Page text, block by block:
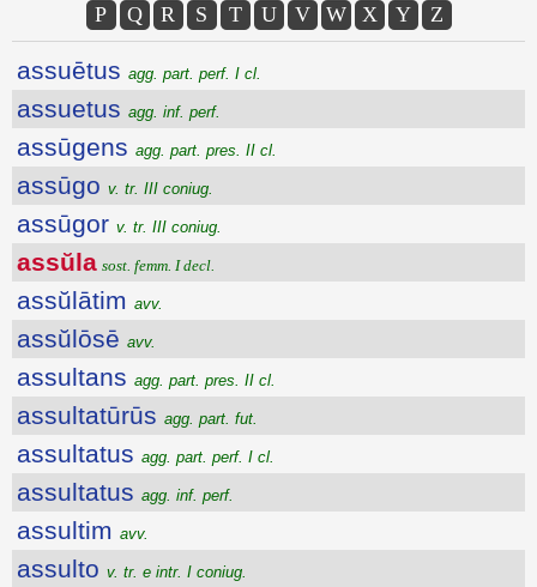
P
Q R S T U V W X Y Z
assuētus agg. part. perf. I cl.
assuetus agg. inf. perf.
assūgens agg. part. pres. II cl.
assūgo v. tr. III coniug.
assūgor v. tr. III coniug.
assŭla sost. femm. I decl.
assŭlātim avv.
assŭlōsē avv.
assultans agg. part. pres. II cl.
assultatūrūs agg. part. fut.
assultatus agg. part. perf. I cl.
assultatus agg. inf. perf.
assultim avv.
assulto v. tr. e intr. I coniug.